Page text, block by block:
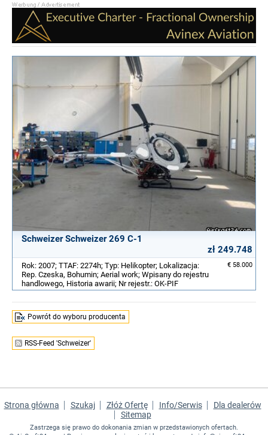
Schweizer Schweizer 269 C-1
zł 249.748
€ 58.000
Rok: 2007; TTAF: 2274h; Typ: Helikopter; Lokalizacja:
Rep. Czeska, Bohumin; Aerial work; Wpisany do rejestru
handlowego, Historia awarii; Nr rejestr.: OK-PIF
Powrót do wyboru producenta
RSS-Feed 'Schweizer'
Strona główna Szukaj Złóż Ofertę Info/Serwis
Dla dealerów
Sitemap
Zastrzega się prawo do dokonania zmian w przedstawionych ofertach.